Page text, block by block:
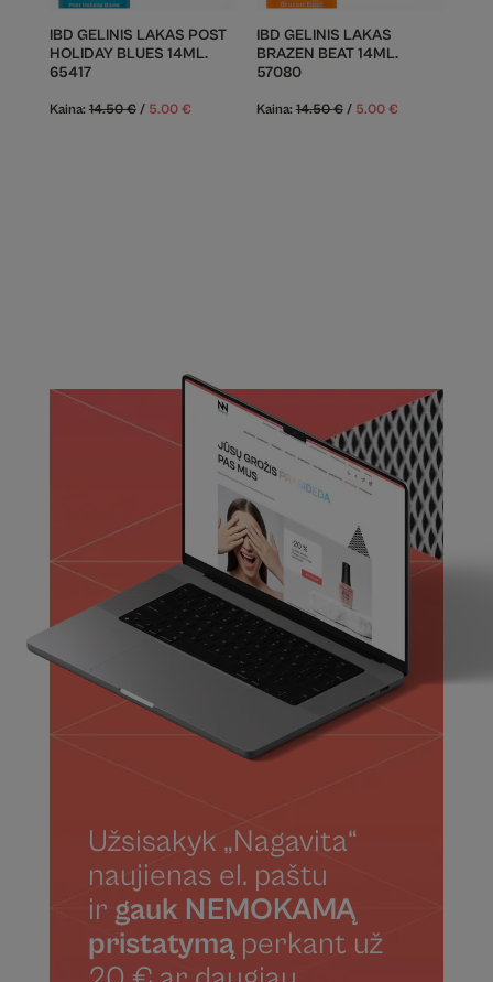
IBD GELINIS LAKAS POST
HOLIDAY BLUES 14ML.
65417
Kaina: 14.50€ / 5.00 €
IBD GELINIS LAKAS
BRAZEN BEAT 14ML.
57080
Kaina:14.50€ / 5.00 €
Užsisakyk „Nagavita“
naujienas el. paštu
ir gauk NEMOKAMĄ
pristatymąperkant už